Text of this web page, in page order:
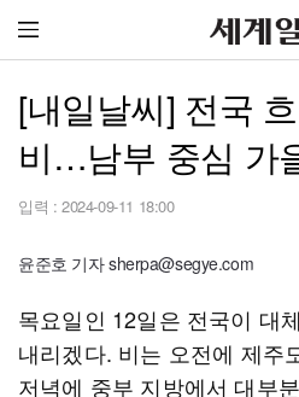
[내일날씨] 전국
비…남부 중심 가
입력 : 2024-09-11 18:00
윤준호 기자 sherpa@segye.com
목요일인 12일은 전국이 대
내리겠다. 비는 오전에 제주
저녁에 중부 지방에서 대부